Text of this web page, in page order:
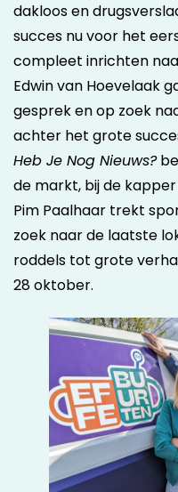
dakloos en
succes nu voor het
compleet inrichten
Edwin van Hoevelaak
gesprek en op zoek
achter het grote
Heb Je Nog Nieuws?
de markt, bij de
Pim Paalhaar trekt
zoek naar de laatste
roddels tot grote
28 oktober.